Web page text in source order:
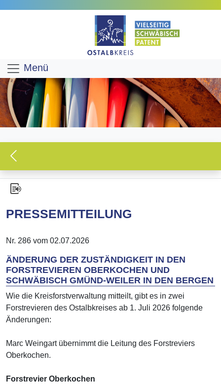
Menü
PRESSEMITTEILUNG
Nr. 286 vom 02.07.2026
ÄNDERUNG DER ZUSTÄNDIGKEIT IN DEN
FORSTREVIEREN OBERKOCHEN UND
SCHWÄBISCH GMÜND-WEILER IN DEN BERGEN
Wie die Kreisforstverwaltung mitteilt, gibt es in zwei
Forstrevieren des Ostalbkreises ab 1. Juli 2026 folgende
Änderungen:
Marc Weingart übernimmt die Leitung des Forstreviers
Oberkochen.
Forstrevier Oberkochen